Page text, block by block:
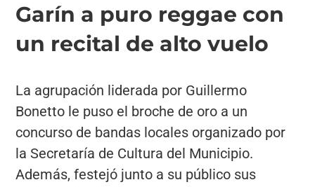
Garín a puro reggae con
un recital de alto vuelo
La agrupación liderada por Guillermo
Bonetto le puso el broche de oro a un
concurso de bandas locales organizado por
la Secretaría de Cultura del Municipio.
Además, festejó junto a su público sus